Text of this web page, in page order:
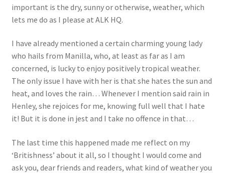
important is the dry, sunny or otherwise, weather, which
lets me do as I please at ALK HQ.
I have already mentioned a certain charming young lady
who hails from Manilla, who, at least as far as I am
concerned, is lucky to enjoy positively tropical weather.
The only issue I have with her is that she hates the sun and
heat, and loves the rain… Whenever I mention said rain in
Henley, she rejoices for me, knowing full well that I hate
it! But it is done in jest and I take no offence in that…
The last time this happened made me reflect on my
‘Britishness’ about it all, so I thought I would come and
ask you, dear friends and readers, what kind of weather you